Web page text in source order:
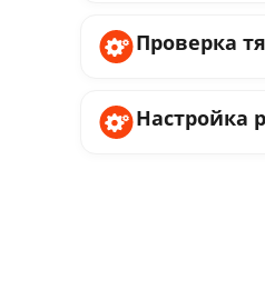
Проверка
Настройка